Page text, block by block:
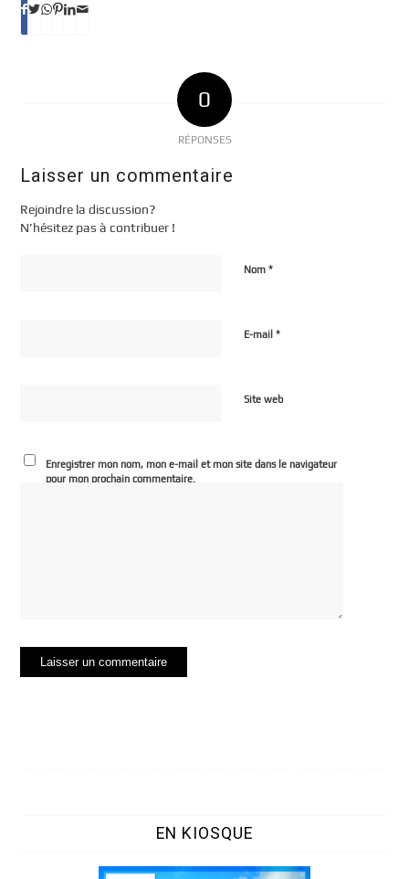
0
RÉPONSES
Laisser un commentaire
Rejoindre la discussion?
N’hésitez pas à contribuer !
Nom*
E-mail*
Site web
Enregistrer mon nom, mon e-mail et mon site dans le navigateur
pour mon prochain commentaire.
EN KIOSQUE